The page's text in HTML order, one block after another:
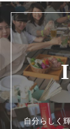
自分らしく